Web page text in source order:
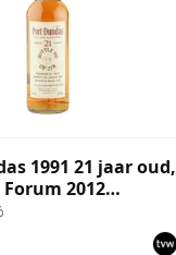
1991 21 jaar oud,
2012